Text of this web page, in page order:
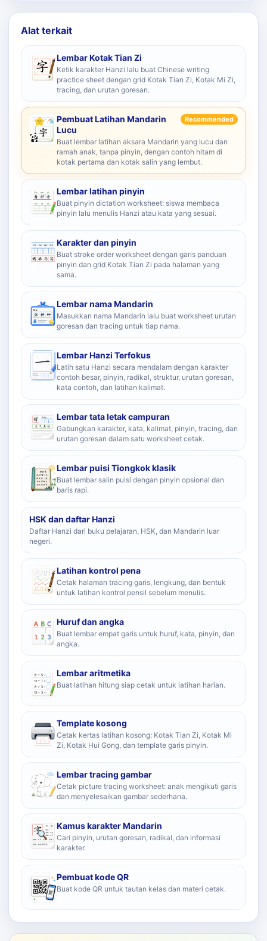
Alat terkait
Lembar Kotak Tian Zi
Ketik karakter Hanzi lalu buat Chinese writing
practice sheet dengan grid Kotak Tian Zi, Kotak Mi Zi,
tracing, dan urutan goresan.
Pembuat Latihan Mandarin
Lucu
Recommended
Buat lembar latihan aksara Mandarin yang lucu dan
ramah anak, tanpa pinyin, dengan contoh hitam di
kotak pertama dan kotak salin yang lembut.
Lembar latihan pinyin
Buat pinyin dictation worksheet: siswa membaca
pinyin lalu menulis Hanzi atau kata yang sesuai.
Karakter dan pinyin
Buat stroke order worksheet dengan garis panduan
pinyin dan grid Kotak Tian Zi pada halaman yang
sama.
Lembar nama Mandarin
Masukkan nama Mandarin lalu buat worksheet urutan
goresan dan tracing untuk tiap nama.
Lembar Hanzi Terfokus
Latih satu Hanzi secara mendalam dengan karakter
contoh besar, pinyin, radikal, struktur, urutan goresan,
kata contoh, dan latihan kalimat.
Lembar tata letak campuran
Gabungkan karakter, kata, kalimat, pinyin, tracing, dan
urutan goresan dalam satu worksheet cetak.
Lembar puisi Tiongkok klasik
Buat lembar salin puisi dengan pinyin opsional dan
baris rapi.
HSK dan daftar Hanzi
Daftar Hanzi dari buku pelajaran, HSK, dan Mandarin luar
negeri.
Latihan kontrol pena
Cetak halaman tracing garis, lengkung, dan bentuk
untuk latihan kontrol pensil sebelum menulis.
Huruf dan angka
Buat lembar empat garis untuk huruf, kata, pinyin, dan
angka.
Lembar aritmetika
Buat latihan hitung siap cetak untuk latihan harian.
Template kosong
Cetak kertas latihan kosong: Kotak Tian Zi, Kotak Mi
Zi, Kotak Hui Gong, dan template garis pinyin.
Lembar tracing gambar
Cetak picture tracing worksheet: anak mengikuti garis
dan menyelesaikan gambar sederhana.
Kamus karakter Mandarin
Cari pinyin, urutan goresan, radikal, dan informasi
karakter.
Pembuat kode QR
Buat kode QR untuk tautan kelas dan materi cetak.